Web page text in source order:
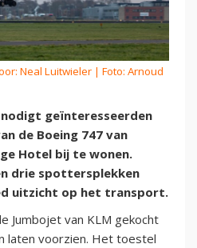
Neal Luitwieler | Foto: Arnoud
nodigt geïnteresseerden
de Boeing 747 van
Hotel bij te wonen.
drie spottersplekken
uitzicht op het transport.
Jumbojet van KLM gekocht
laten voorzien. Het toestel